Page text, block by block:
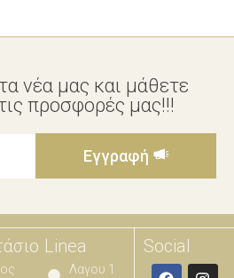
νέα μας και μάθετε
προσφορές μας!!!
Εγγραφή
Linea
Λαγου 1
Social